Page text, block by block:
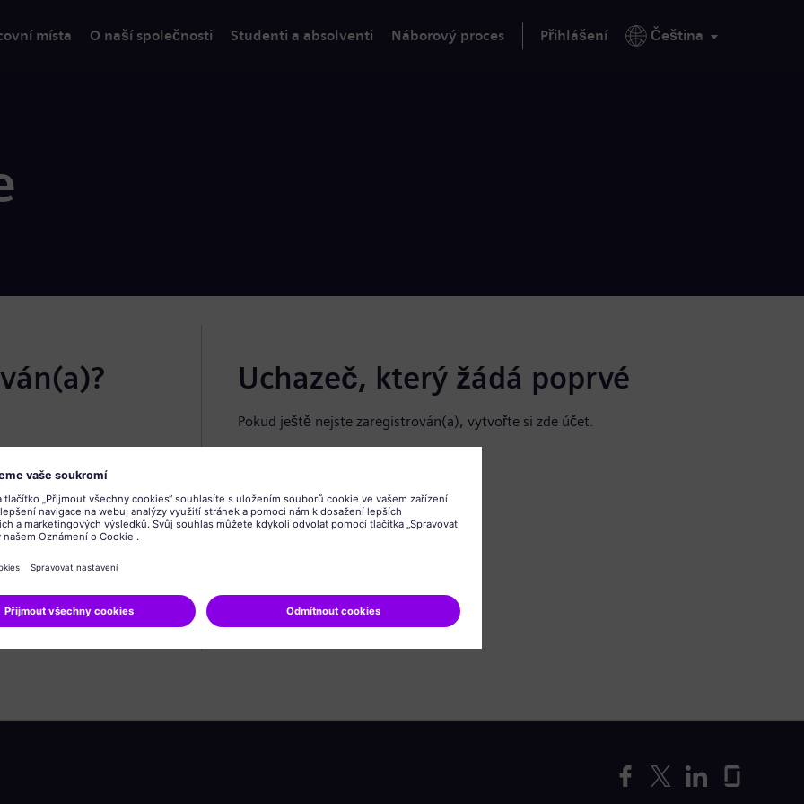
místa O naší společnosti Studenti a absolventi Náborový proces Přihlášení Čeština
Uchazeč, který žádá poprvé
Pokud ještě nejste zaregistrován(a), vytvořte si zde účet.